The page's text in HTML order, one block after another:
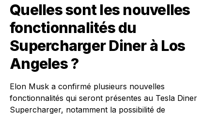
Quelles sont les nouvelles
fonctionnalités du
Supercharger Diner à Los
Angeles ?
Elon Musk a confirmé plusieurs nouvelles
fonctionnalités qui seront présentes au Tesla Diner
Supercharger, notamment la possibilité de